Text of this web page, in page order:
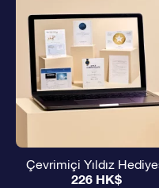
Çevrimiçi Yıldız
226 HK$